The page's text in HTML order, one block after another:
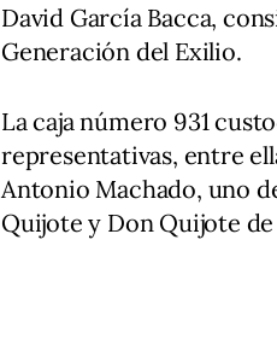
David García Bacca,
Generación del Exilio.
La caja número 931
representativas, entre
Antonio Machado, uno
Quijote y Don Quijote de